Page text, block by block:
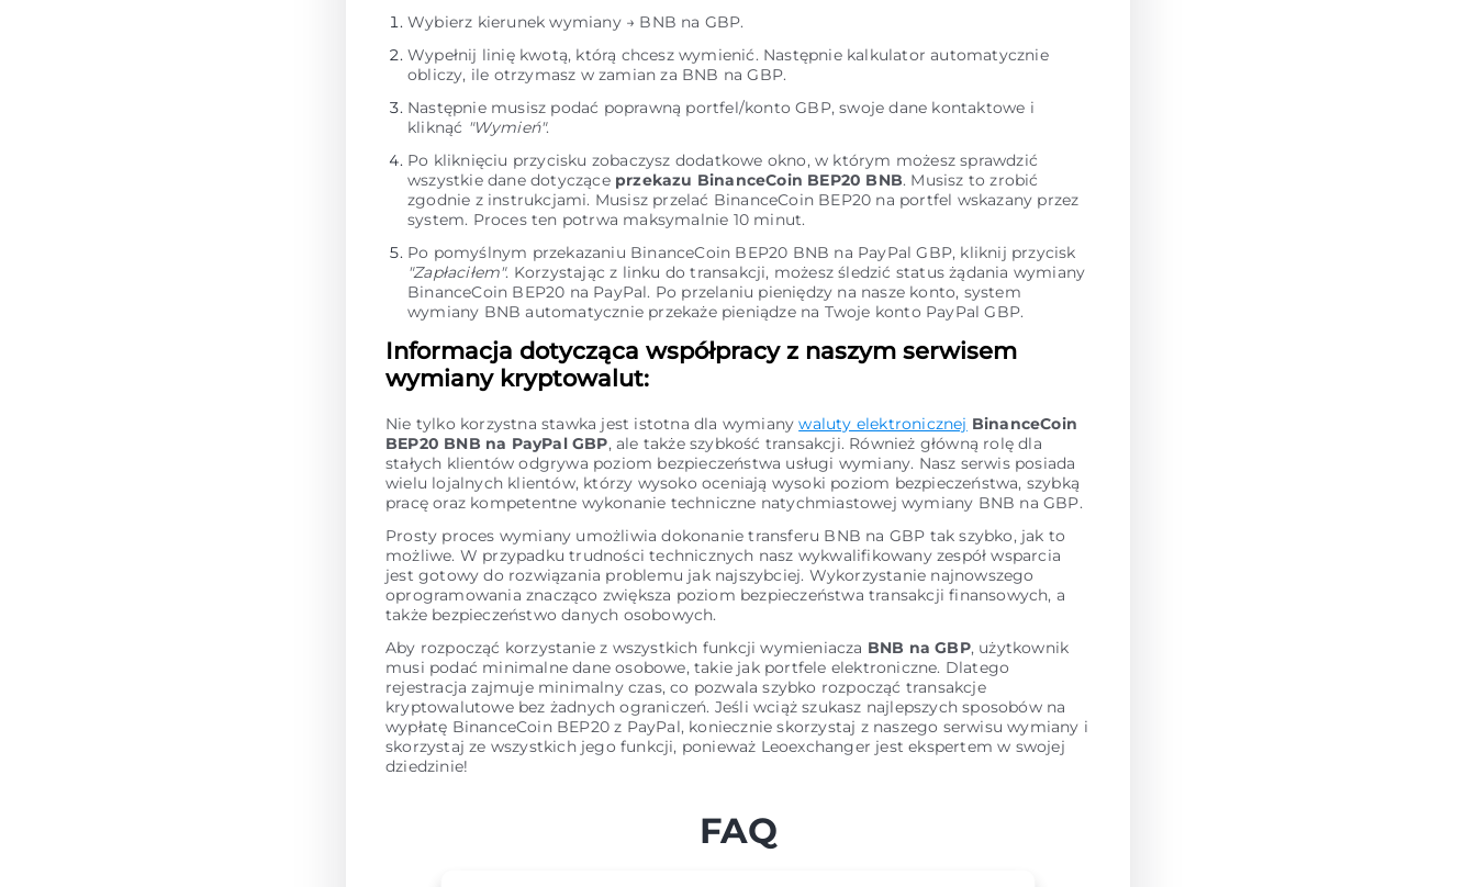
Wybierz kierunek wymiany → BNB na GBP.
Wypełnij linię kwotą, którą chcesz wymienić. Następnie kalkulator automatycznie
obliczy, ile otrzymasz w zamian za BNB na GBP.
Następnie musisz podać poprawną portfel/konto GBP, swoje dane kontaktowe i
kliknąć "Wymień".
Po kliknięciu przycisku zobaczysz dodatkowe okno, w którym możesz sprawdzić
wszystkie dane dotyczące przekazu BinanceCoin BEP20 BNB. Musisz to zrobić
zgodnie z instrukcjami. Musisz przelać BinanceCoin BEP20 na portfel wskazany przez
system. Proces ten potrwa maksymalnie 10 minut.
Po pomyślnym przekazaniu BinanceCoin BEP20 BNB na PayPal GBP, kliknij przycisk
"Zapłaciłem". Korzystając z linku do transakcji, możesz śledzić status żądania wymiany
BinanceCoin BEP20 na PayPal. Po przelaniu pieniędzy na nasze konto, system
wymiany BNB automatycznie przekaże pieniądze na Twoje konto PayPal GBP.
Informacja dotycząca współpracy z naszym serwisem
wymiany kryptowalut:
Nie tylko korzystna stawka jest istotna dla wymianywaluty elektronicznej BinanceCoin
BEP20 BNB na PayPal GBP, ale także szybkość transakcji. Również główną rolę dla
stałych klientów odgrywa poziom bezpieczeństwa usługi wymiany. Nasz serwis posiada
wielu lojalnych klientów, którzy wysoko oceniają wysoki poziom bezpieczeństwa, szybką
pracę oraz kompetentne wykonanie techniczne natychmiastowej wymiany BNB na GBP.
Prosty proces wymiany umożliwia dokonanie transferu BNB na GBP tak szybko, jak to
możliwe. W przypadku trudności technicznych nasz wykwalifikowany zespół wsparcia
jest gotowy do rozwiązania problemu jak najszybciej. Wykorzystanie najnowszego
oprogramowania znacząco zwiększa poziom bezpieczeństwa transakcji finansowych, a
także bezpieczeństwo danych osobowych.
Aby rozpocząć korzystanie z wszystkich funkcji wymieniacza BNB na GBP, użytkownik
musi podać minimalne dane osobowe, takie jak portfele elektroniczne. Dlatego
rejestracja zajmuje minimalny czas, co pozwala szybko rozpocząć transakcje
kryptowalutowe bez żadnych ograniczeń. Jeśli wciąż szukasz najlepszych sposobów na
wypłatę BinanceCoin BEP20 z PayPal, koniecznie skorzystaj z naszego serwisu wymiany i
skorzystaj ze wszystkich jego funkcji, ponieważ Leoexchanger jest ekspertem w swojej
dziedzinie!
FAQ